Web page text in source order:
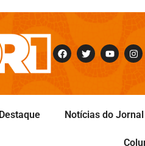
Destaque Notícias do Jornal